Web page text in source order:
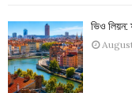
ভিও লিয়ন: